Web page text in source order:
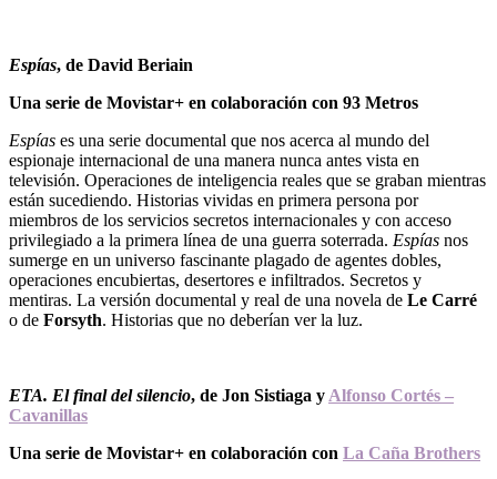
Espías, de David Beriain
Una serie de Movistar+ en colaboración con 93 Metros
Espías es una serie documental que nos acerca al mundo del
espionaje internacional de una manera nunca antes vista en
televisión. Operaciones de inteligencia reales que se graban mientras
están sucediendo. Historias vividas en primera persona por
miembros de los servicios secretos internacionales y con acceso
privilegiado a la primera línea de una guerra soterrada. Espías nos
sumerge en un universo fascinante plagado de agentes dobles,
operaciones encubiertas, desertores e infiltrados. Secretos y
mentiras. La versión documental y real de una novela de Le Carré
o de Forsyth. Historias que no deberían ver la luz.
ETA. El final del silencio, de Jon Sistiaga y Alfonso Cortés –
Cavanillas
Una serie de Movistar+ en colaboración con La Caña Brothers